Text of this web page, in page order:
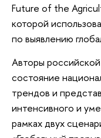
Future of the
которой
по выявлению
Авторы
состояние
трендов и
интенсивного и
рамках двух